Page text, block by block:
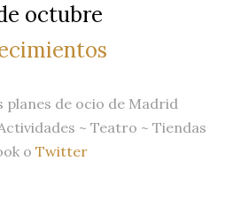
octubre
de ocio de Madrid
~ Teatro ~ Tiendas
o Twitter